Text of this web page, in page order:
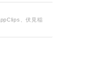
、伏見稲